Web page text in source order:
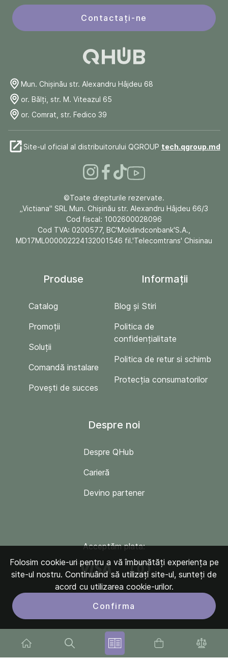
Contactați-ne
Mun. Chişinău str. Alexandru Hâjdeu 68
or. Bălți, str. M. Viteazul 65
or. Comrat, str. Fedico 39
Site-ul oficial al distribuitorului QGROUP tech.qgroup.md
©Toate drepturile rezervate.
„Victiana" SRL Mun. Chişinău str. Alexandru Hâjdeu 66/3
Cod fiscal: 1002600028096
Cod TVA: 0200577, BC'Moldindconbank'S.A.,
MD17ML000002224132001546 fil.'Telecomtrans' Chisinau
Produse
Catalog
Promoții
Soluții
Comandă instalare
Povești de succes
Informații
Blog și Stiri
Politica de
confidențialitate
Politica de retur si schimb
Protecția consumatorilor
Despre noi
Despre QHub
Carieră
Devino partener
Acceptăm plata:
Folosim cookie-uri pentru a vă îmbunătăți experiența pe
site-ul nostru. Continuând să utilizați site-ul, sunteți de
acord cu utilizarea cookie-urilor.
Confirma